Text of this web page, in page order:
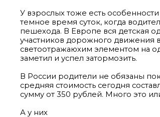
У взрослых тоже есть
темное время суток, когда
пешехода. В Европе вся детская
участников дорожного движения
светоотражаюхим элементом на
заметил и успел затормозить.
В России родители не обязаны
средняя стоимость сегодня
сумму от 350 рублей. Много это
А у них